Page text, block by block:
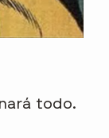
todo.